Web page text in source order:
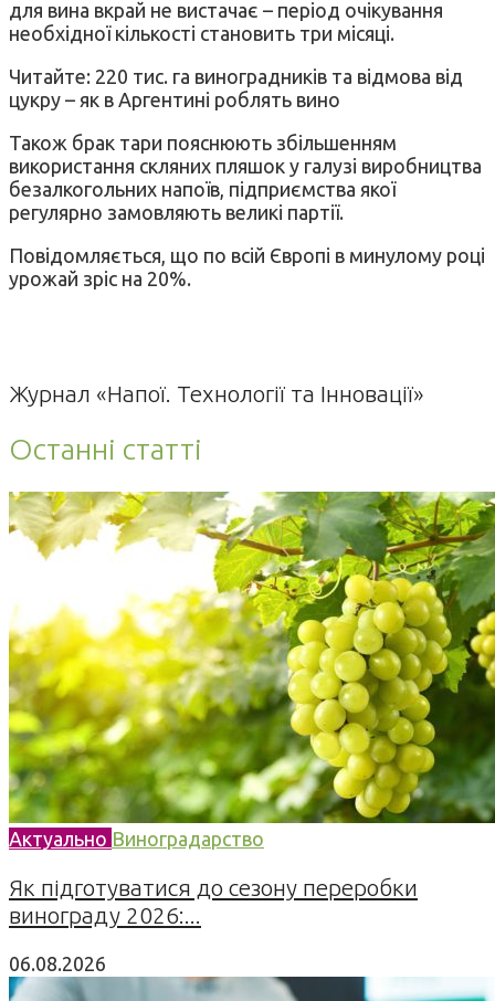
для вина вкрай не вистачає – період очікування
необхідної кількості становить три місяці.
Читайте: 220 тис. га виноградників та відмова від
цукру – як в Аргентині роблять вино
Також брак тари пояснюють збільшенням
використання скляних пляшок у галузі виробництва
безалкогольних напоїв, підприємства якої
регулярно замовляють великі партії.
Повідомляється, що по всій Європі в минулому році
урожай зріс на 20%.
Журнал «Напої. Технології та Інновації»
Останні статті
Актуально Виноградарство
Як підготуватися до сезону переробки
винограду 2026:...
06.08.2026